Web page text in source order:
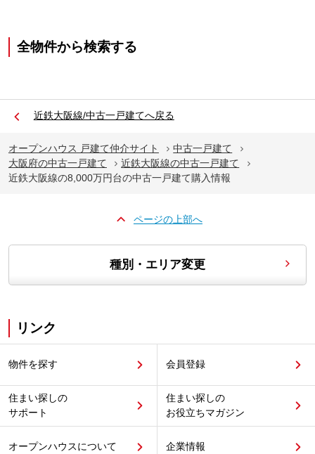
全物件から検索する
近鉄大阪線/中古一戸建てへ戻る
オープンハウス 戸建て仲介サイト
中古一戸建て
大阪府の中古一戸建て
近鉄大阪線の中古一戸建て
近鉄大阪線の8,000万円台の中古一戸建て購入情報
ページの上部へ
種別・エリア変更
リンク
物件を探す 会員登録
住まい探しの
サポート
住まい探しの
お役立ちマガジン
オープンハウスについて 企業情報